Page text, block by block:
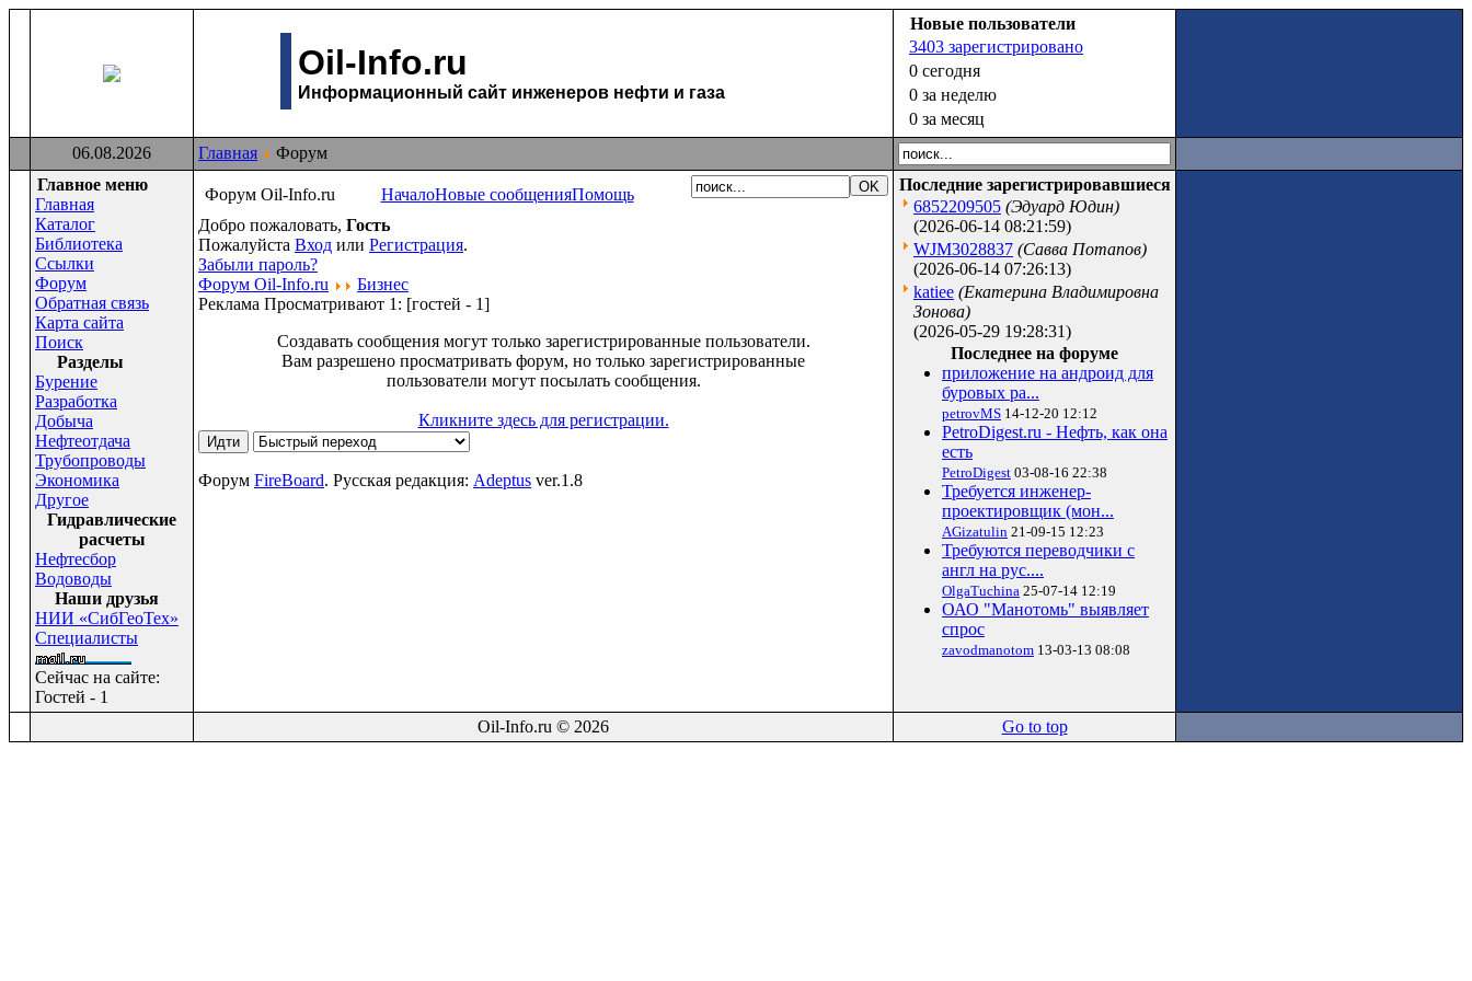
Oil-Info.ru
Информационный сайт инженеров нефти и газа
Новые пользователи
3403 зарегистрировано
0 сегодня
0 за неделю
0 за месяц
06.08.2026
Главная
Форум
Главное меню
Главная
Каталог
Библиотека
Ссылки
Форум
Обратная связь
Карта сайта
Поиск
Раздeлы
Бурение
Разработка
Добыча
Нефтеотдача
Трубопроводы
Экономика
Другое
Гидравлические
расчеты
Нефтесбор
Водоводы
Наши друзья
НИИ «СибГеоТех»
Специалисты
Сейчас на сайте:
Гостей - 1
Форум Oil-Info.ru НачалоНовые сообщенияПомощь
Добро пожаловать, Гость
Пожалуйста Вход или Регистрация.
Забыли пароль?
Форум Oil-Info.ru
Бизнес
Реклама Просматривают 1: [гостей - 1]
Создавать сообщения могут только зарегистрированные пользователи.
Вам разрешено просматривать форум, но только зарегистрированные
пользователи могут посылать сообщения.
Кликните здесь для регистрации.
Форум FireBoard. Русская редакция: Adeptus ver.1.8
Последние зарегистрировавшиеся
6852209505 (Эдуард Юдин)
(2026-06-14 08:21:59)
WJM3028837 (Савва Потапов)
(2026-06-14 07:26:13)
katiee (Екатерина Владимировна
Зонова)
(2026-05-29 19:28:31)
Последнее на форуме
приложение на андроид для
буровых ра...
petrovMS 14-12-20 12:12
PetroDigest.ru - Нефть, как она
есть
PetroDigest 03-08-16 22:38
Требуется инженер-
проектировщик (мон...
AGizatulin 21-09-15 12:23
Требуются переводчики с
англ на рус....
OlgaTuchina 25-07-14 12:19
ОАО "Манотомь" выявляет
спрос
zavodmanotom 13-03-13 08:08
Oil-Info.ru © 2026 Go to top